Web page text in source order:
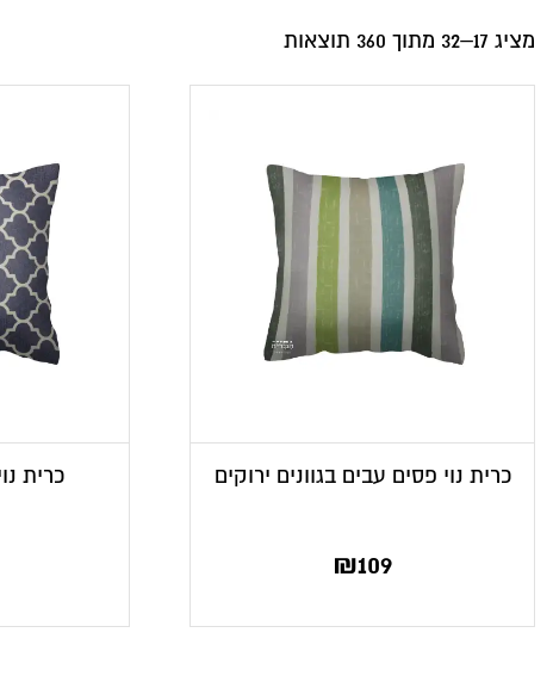
מציג 17–32 מתוך 360 תוצאות
כרית נוי פסים עבים בגוונים ירוקים
₪109
כרית